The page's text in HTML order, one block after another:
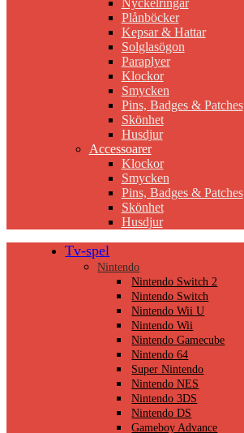
Nyckelringar
Plånböcker
Kepsar & Hattar
Solglasögon
Paraplyer
Klockor
Smycken
Pins, Badges & Patches
Skönhet
Husdjur
Accessoarer
Klockor
Smycken
Pins, Badges & Patches
Skönhet
Husdjur
Tv-spel
Nintendo
Nintendo Switch 2
Nintendo Switch
Nintendo Wii U
Nintendo Wii
Nintendo Gamecube
Nintendo 64
Super Nintendo
Nintendo NES
Nintendo 3DS
Nintendo DS
Gameboy Advance